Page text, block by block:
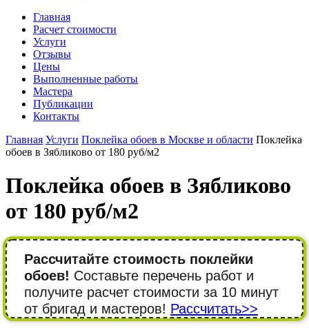
Главная
Расчет стоимости
Услуги
Отзывы
Цены
Выполненные работы
Мастера
Публикации
Контакты
Главная Услуги Поклейка обоев в Москве и области Поклейка
обоев в Зябликово от 180 руб/м2
Поклейка обоев в Зябликово
от 180 руб/м2
Рассчитайте стоимость поклейки
обоев! Составьте перечень работ и
получите расчет стоимости за 10 минут
от бригад и мастеров! Рассчитать>>